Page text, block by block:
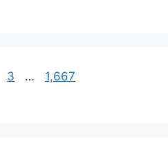
Halaman
3 … Halaman
1,667